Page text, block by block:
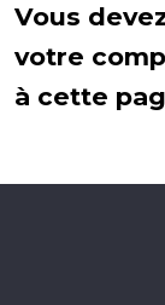
Vous
votre
à cette